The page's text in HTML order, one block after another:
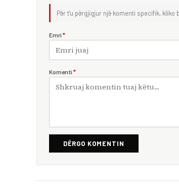
Për t'u përgjigjur një komenti specifik, kliko
Emri *
Komenti *
DËRGO KOMENTIN